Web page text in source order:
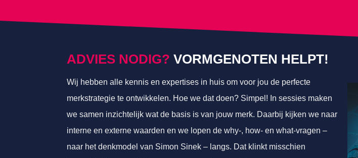
ADVIES NODIG? VORMGENOTEN HELPT!
Wij hebben alle kennis en expertises in huis om voor jou de perfecte
merkstrategie te ontwikkelen. Hoe we dat doen? Simpel! In sessies maken
we samen inzichtelijk wat de basis is van jouw merk. Daarbij kijken we naar
interne en externe waarden en we lopen de why-, how- en what-vragen –
naar het denkmodel van Simon Sinek – langs. Dat klinkt misschien